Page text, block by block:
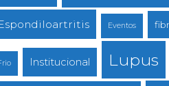
Eventos
Institucional Lupus